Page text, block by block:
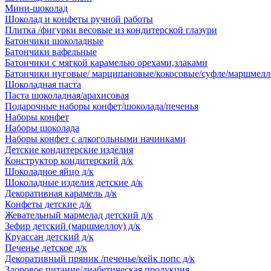
Мини-шоколад
Шоколад и конфеты ручной работы
Плитка /фигурки весовые из кондитерской глазури
Батончики шоколадные
Батончики вафельные
Батончики с мягкой карамелью орехами,злаками
Батончики нуговые/ марципановые/кокосовые/суфле/
Шоколадная паста
Паста шоколадная/арахисовая
Подарочные наборы конфет/шоколада/печенья
Наборы конфет
Наборы шоколада
Наборы конфет с алкогольными начинками
Детские кондитерские изделия
Конструктор кондитерский д/к
Шоколадное яйцо д/к
Шоколадные изделия детские д/к
Декоративная карамель д/к
Конфеты детские д/к
Жевательный мармелад детский д/к
Зефир детский (маршмеллоу) д/к
Круассан детский д/к
Печенье детское д/к
Декоративный пряник /печенье/кейк попс д/к